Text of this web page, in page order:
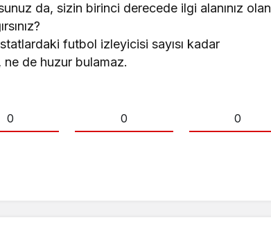
da, sizin birinci derecede ilgi alanınız olan
futbol izleyicisi sayısı kadar
ne de huzur bulamaz.
0 0 0